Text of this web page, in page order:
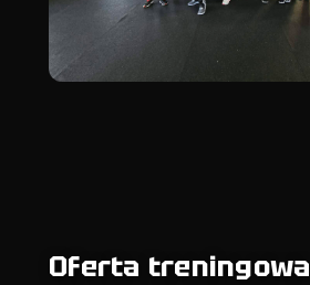
Oferta treningowa